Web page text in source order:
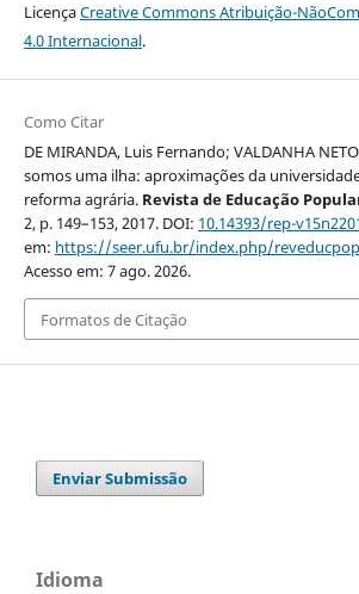
LicençaCreative Commons Atribuição-
4.0 Internacional.
Como Citar
DE MIRANDA, Luis Fernando; VALDANHA
somos uma ilha: aproximações da
reforma agrária. Revista de Educação
2, p. 149–153, 2017. DOI: 10.14393/rep-
em: https://seer.ufu.br/index.php/
Acesso em: 7 ago. 2026.
Formatos de Citação
Enviar Submissão
Idioma